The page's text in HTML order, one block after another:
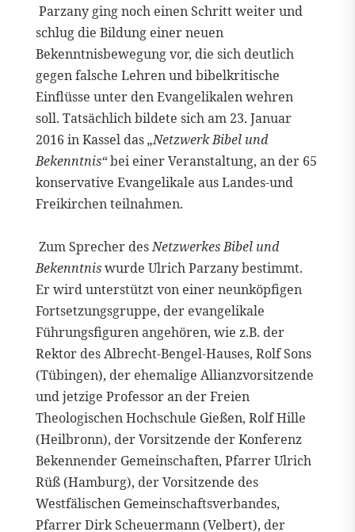
Parzany ging noch einen Schritt weiter und
schlug die Bildung einer neuen
Bekenntnisbewegung vor, die sich deutlich
gegen falsche Lehren und bibelkritische
Einflüsse unter den Evangelikalen wehren
soll. Tatsächlich bildete sich am 23. Januar
2016 in Kassel das„Netzwerk Bibel und
Bekenntnis“bei einer Veranstaltung, an der 65
konservative Evangelikale aus Landes-und
Freikirchen teilnahmen.
Zum Sprecher desNetzwerkes Bibel und
Bekenntniswurde Ulrich Parzany bestimmt.
Er wird unterstützt von einer neunköpfigen
Fortsetzungsgruppe, der evangelikale
Führungsfiguren angehören, wie z.B. der
Rektor des Albrecht-Bengel-Hauses, Rolf Sons
(Tübingen), der ehemalige Allianzvorsitzende
und jetzige Professor an der Freien
Theologischen Hochschule Gießen, Rolf Hille
(Heilbronn), der Vorsitzende der Konferenz
Bekennender Gemeinschaften, Pfarrer Ulrich
Rüß (Hamburg), der Vorsitzende des
Westfälischen Gemeinschaftsverbandes,
Pfarrer Dirk Scheuermann (Velbert), der